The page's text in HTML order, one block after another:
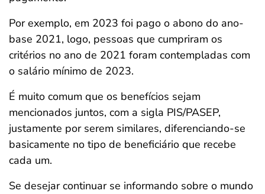
Por exemplo, em 2023 foi pago o abono do ano-
base 2021, logo, pessoas que cumpriram os
critérios no ano de 2021 foram contempladas com
o salário mínimo de 2023.
É muito comum que os benefícios sejam
mencionados juntos, com a sigla PIS/PASEP,
justamente por serem similares, diferenciando-se
basicamente no tipo de beneficiário que recebe
cada um.
Se desejar continuar se informando sobre o mundo